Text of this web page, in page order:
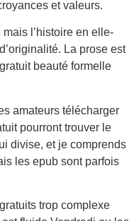
et valeurs.
mais l’histoire en elle-
La prose est
beauté formelle
amateurs télécharger
pourront trouver le
divise, et je comprends
les epub sont parfois
trop complexe